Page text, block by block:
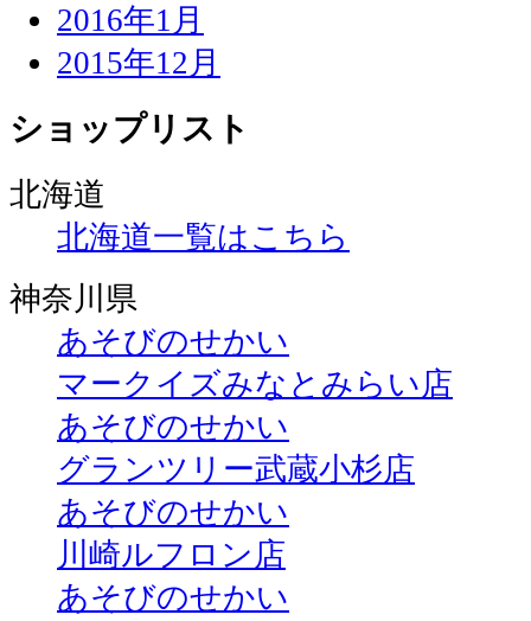
2016年1月
2015年12月
ショップリスト
北海道
北海道一覧はこちら
神奈川県
あそびのせかい
マークイズみなとみらい店
あそびのせかい
グランツリー武蔵小杉店
あそびのせかい
川崎ルフロン店
あそびのせかい